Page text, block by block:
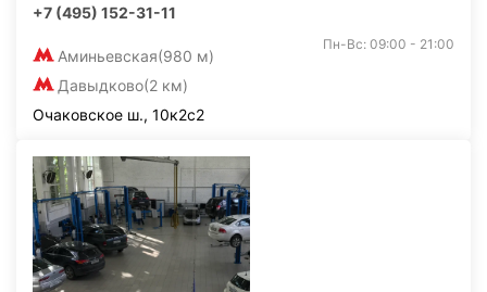
+7 (495) 152-31-11
Аминьевская(980 м)
Давыдково(2 км)
Пн-Вс: 09:00 - 21:00
Очаковское ш., 10к2с2